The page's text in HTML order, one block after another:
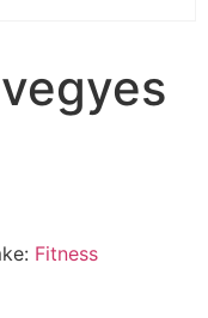
Fitness